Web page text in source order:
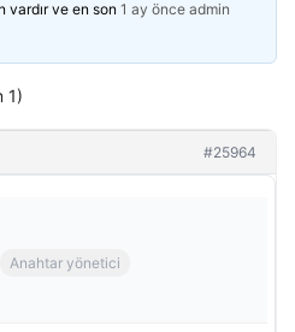
vardır ve en son 1 ay önce admin
1)
#25964
Anahtar yönetici